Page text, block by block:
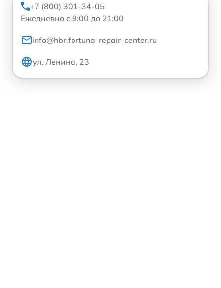
+7 (800) 301-34-05
Ежедневно с 9:00 до 21:00
info@hbr.fortuna-repair-center.ru
ул. Ленина, 23